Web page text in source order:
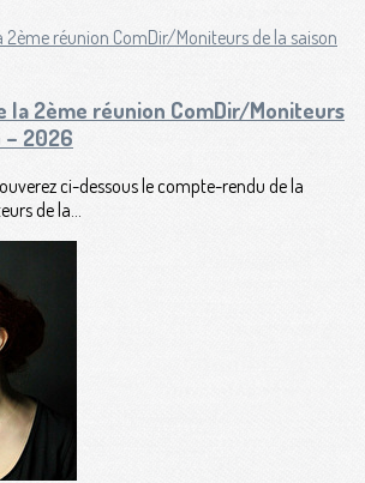
la 2ème réunion ComDir/Moniteurs
– 2026
ci-dessous le compte-rendu de la
de la...